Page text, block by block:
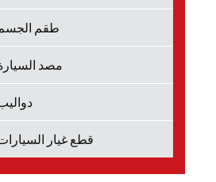
طقم
مصد
قطع غيار